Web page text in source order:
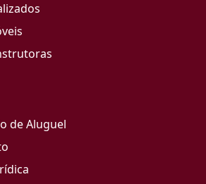
de Aluguel